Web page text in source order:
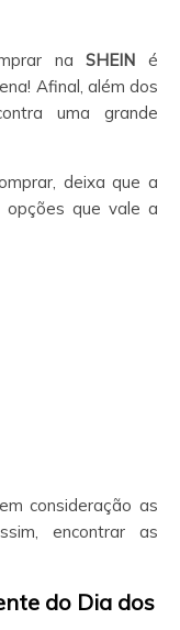
naSHEIN é
Afinal, além dos
uma grande
deixa que a
opções que vale a
consideração as
encontrar as
do Dia dos